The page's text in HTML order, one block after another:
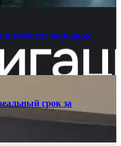
разместит народные
срок за